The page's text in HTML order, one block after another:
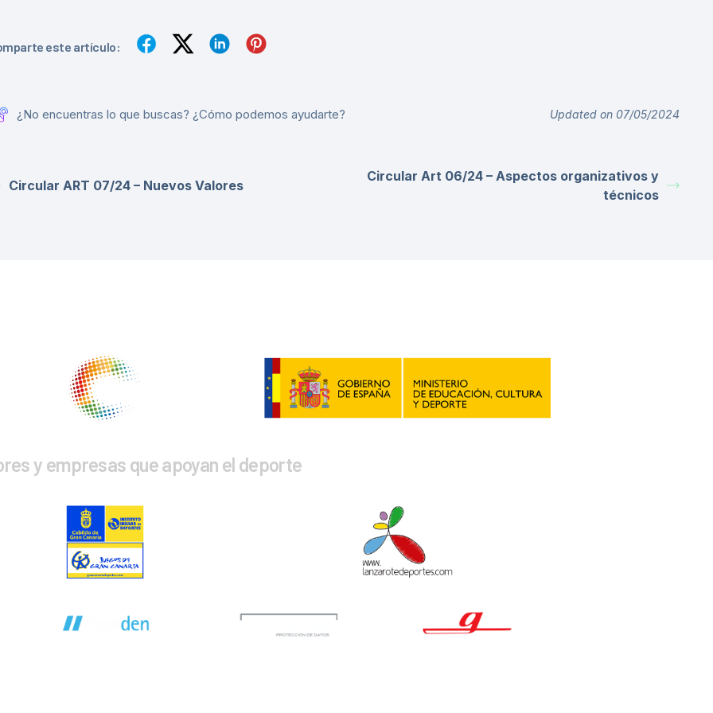
este artículo:
¿No encuentras lo que buscas? ¿Cómo podemos ayudarte? Updated on 07/05/2024
Circular ART 07/24 – Nuevos Valores
Circular Art 06/24 – Aspectos organizativos y
técnicos
y empresas que apoyan el deporte